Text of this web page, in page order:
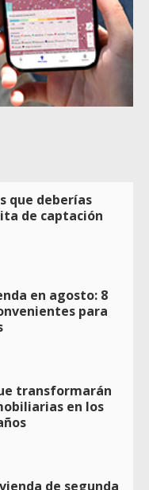
que deberías
de captación
en agosto: 8
para
transformarán
en los
de segunda